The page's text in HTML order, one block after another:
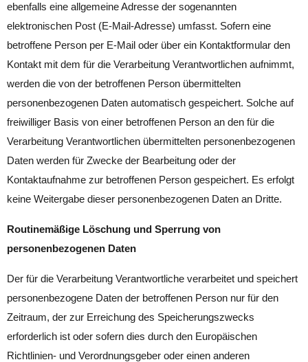
ebenfalls eine allgemeine Adresse der sogenannten
elektronischen Post (E-Mail-Adresse) umfasst. Sofern eine
betroffene Person per E-Mail oder über ein Kontaktformular den
Kontakt mit dem für die Verarbeitung Verantwortlichen aufnimmt,
werden die von der betroffenen Person übermittelten
personenbezogenen Daten automatisch gespeichert. Solche auf
freiwilliger Basis von einer betroffenen Person an den für die
Verarbeitung Verantwortlichen übermittelten personenbezogenen
Daten werden für Zwecke der Bearbeitung oder der
Kontaktaufnahme zur betroffenen Person gespeichert. Es erfolgt
keine Weitergabe dieser personenbezogenen Daten an Dritte.
Routinemäßige Löschung und Sperrung von
personenbezogenen Daten
Der für die Verarbeitung Verantwortliche verarbeitet und speichert
personenbezogene Daten der betroffenen Person nur für den
Zeitraum, der zur Erreichung des Speicherungszwecks
erforderlich ist oder sofern dies durch den Europäischen
Richtlinien- und Verordnungsgeber oder einen anderen